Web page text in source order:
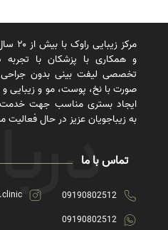
مرکز
و همکاری با پزشکان با تجربه
تخصصی لیفت بینی بدون
صورت با نخ، پوست، مو و زیبایی
ایجاد بستری مناسب جهت
به زیباجویان عزیز در حال فعالیت
تماس با ما
09190802512
09190802512